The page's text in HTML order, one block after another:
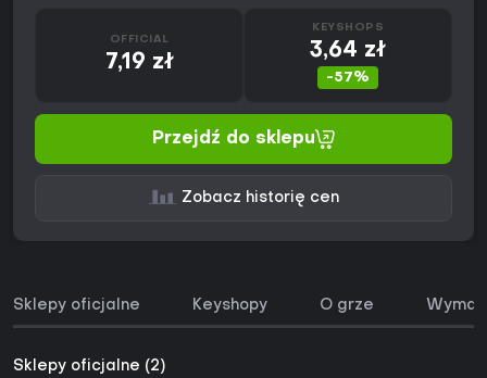
OFFICIAL
7,19 zł
KEYSHOPS
3,64 zł
-57%
Przejdź do sklepu
Zobacz historię cen
Sklepy oficjalne Keyshopy O grze
Sklepy oficjalne (2)